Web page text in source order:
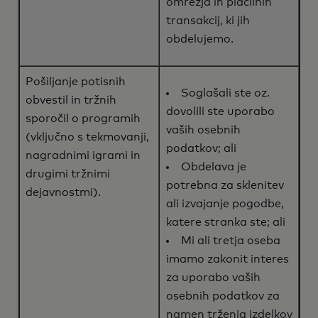
transakcij, ki jih
obdelujemo.
Pošiljanje potisnih
obvestil in tržnih
sporočil o programih
(vključno s tekmovanji,
nagradnimi igrami in
drugimi tržnimi
dejavnostmi).
Soglašali ste oz.
dovolili ste uporabo
vaših osebnih
podatkov; ali
Obdelava je
potrebna za sklenitev
ali izvajanje pogodbe,
katere stranka ste; ali
Mi ali tretja oseba
imamo zakonit interes
za uporabo vaših
osebnih podatkov za
namen trženja izdelkov